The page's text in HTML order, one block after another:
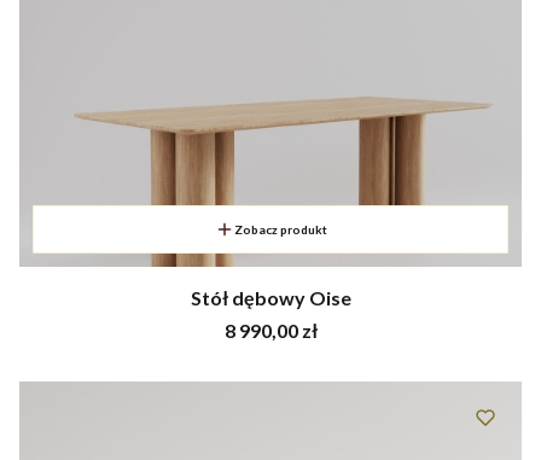
Zobacz produkt
Stół dębowy Oise
Cena
8 990,00 zł